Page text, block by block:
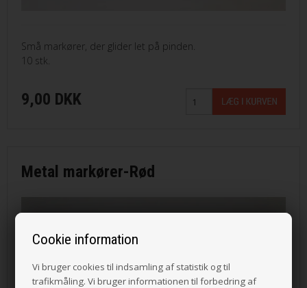
Cookie information
Vi bruger cookies til indsamling af statistik og til
trafikmåling. Vi bruger informationen til forbedring af
Små markører, der glider let på pinden.
10 stk.
9,00 DKK
Metal markører-Rød